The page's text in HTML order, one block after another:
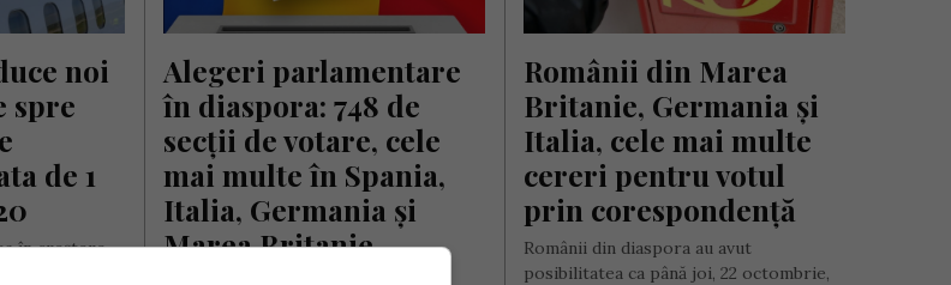
noi
spre
de 1
în creștere
– Londra
Alegeri parlamentare
în diaspora: 748 de
secții de votare, cele
mai multe în Spania,
Italia, Germania și
Marea Britanie
Românii din Marea
Britanie, Germania și
Italia, cele mai multe
cereri pentru votul
prin corespondență
Românii din diaspora au avut
posibilitatea ca până joi, 22 octombrie,